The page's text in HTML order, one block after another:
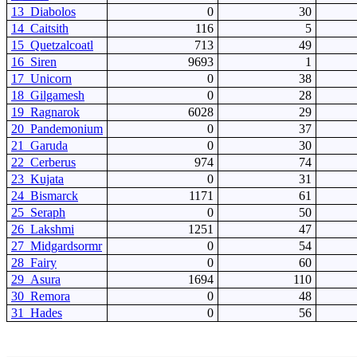
13_Diabolos
0 30
14_Caitsith
116 5
15_Quetzalcoatl
713 49
16_Siren
9693 1
17_Unicorn
0 38
18_Gilgamesh
0 28
19_Ragnarok
6028 29
20_Pandemonium
0 37
21_Garuda
0 30
22_Cerberus
974 74
23_Kujata
0 31
24_Bismarck
1171 61
25_Seraph
0 50
26_Lakshmi
1251 47
27_Midgardsormr
0 54
28_Fairy
0 60
29_Asura
1694 110
30_Remora
0 48
31_Hades
0 56